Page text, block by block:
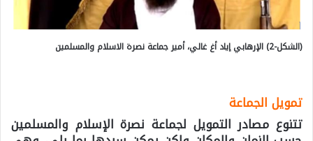
(الشكل-2) الإرهابي إياد أغ غالي، أمير جماعة نصرة الاسلام والمسلمين
تمويل الجماعة
تتنوع مصادر التمويل لجماعة نصرة الإسلام والمسلمين